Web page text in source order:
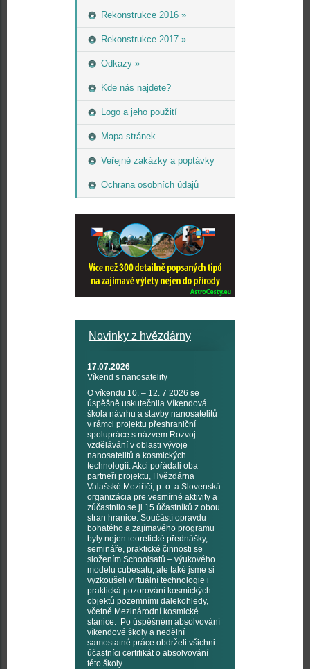
Rekonstrukce 2016 »
Rekonstrukce 2017 »
Odkazy »
Kde nás najdete?
Logo a jeho použití
Mapa stránek
Veřejné zakázky a poptávky
Ochrana osobních údajů
Novinky z hvězdárny
17.07.2026
Víkend s nanosatelity
O víkendu 10. – 12. 7 2026 se
úspěšně uskutečnila Víkendová
škola návrhu a stavby nanosatelitů
v rámci projektu přeshraniční
spolupráce s názvem Rozvoj
vzdělávání v oblasti vývoje
nanosatelitů a kosmických
technologií. Akci pořádali oba
partneři projektu, Hvězdárna
Valašské Meziříčí, p. o. a Slovenská
organizácia pre vesmírné aktivity a
zúčastnilo se ji 15 účastníků z obou
stran hranice. Součástí opravdu
bohatého a zajímavého programu
byly nejen teoretické přednášky,
semináře, praktické činnosti se
složením Schoolsatů – výukového
modelu cubesatu, ale také jsme si
vyzkoušeli virtuální technologie i
praktická pozorování kosmických
objektů pozemními dalekohledy,
včetně Mezinárodní kosmické
stanice. Po úspěšném absolvování
víkendové školy a nedělní
samostatné práce obdrželi všichni
účastníci certifikát o absolvování
této školy.